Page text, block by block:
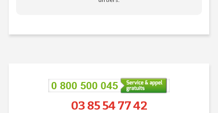
03 85 54 77 42